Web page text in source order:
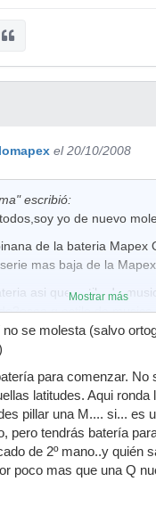
el 20/10/2008
escribió:
yo de nuevo
de la bateria Mapex
mas baja de la
asi que estilo de
q estilo de
?
baterias
existen?
sus respuestas
Mostrar más
no se molesta (salvo
para comenzar. No
latitudes. Aqui ronda
pillar una M.... si... es
pero tendrás batería
de 2º mano..y quién
poco mas que una Q